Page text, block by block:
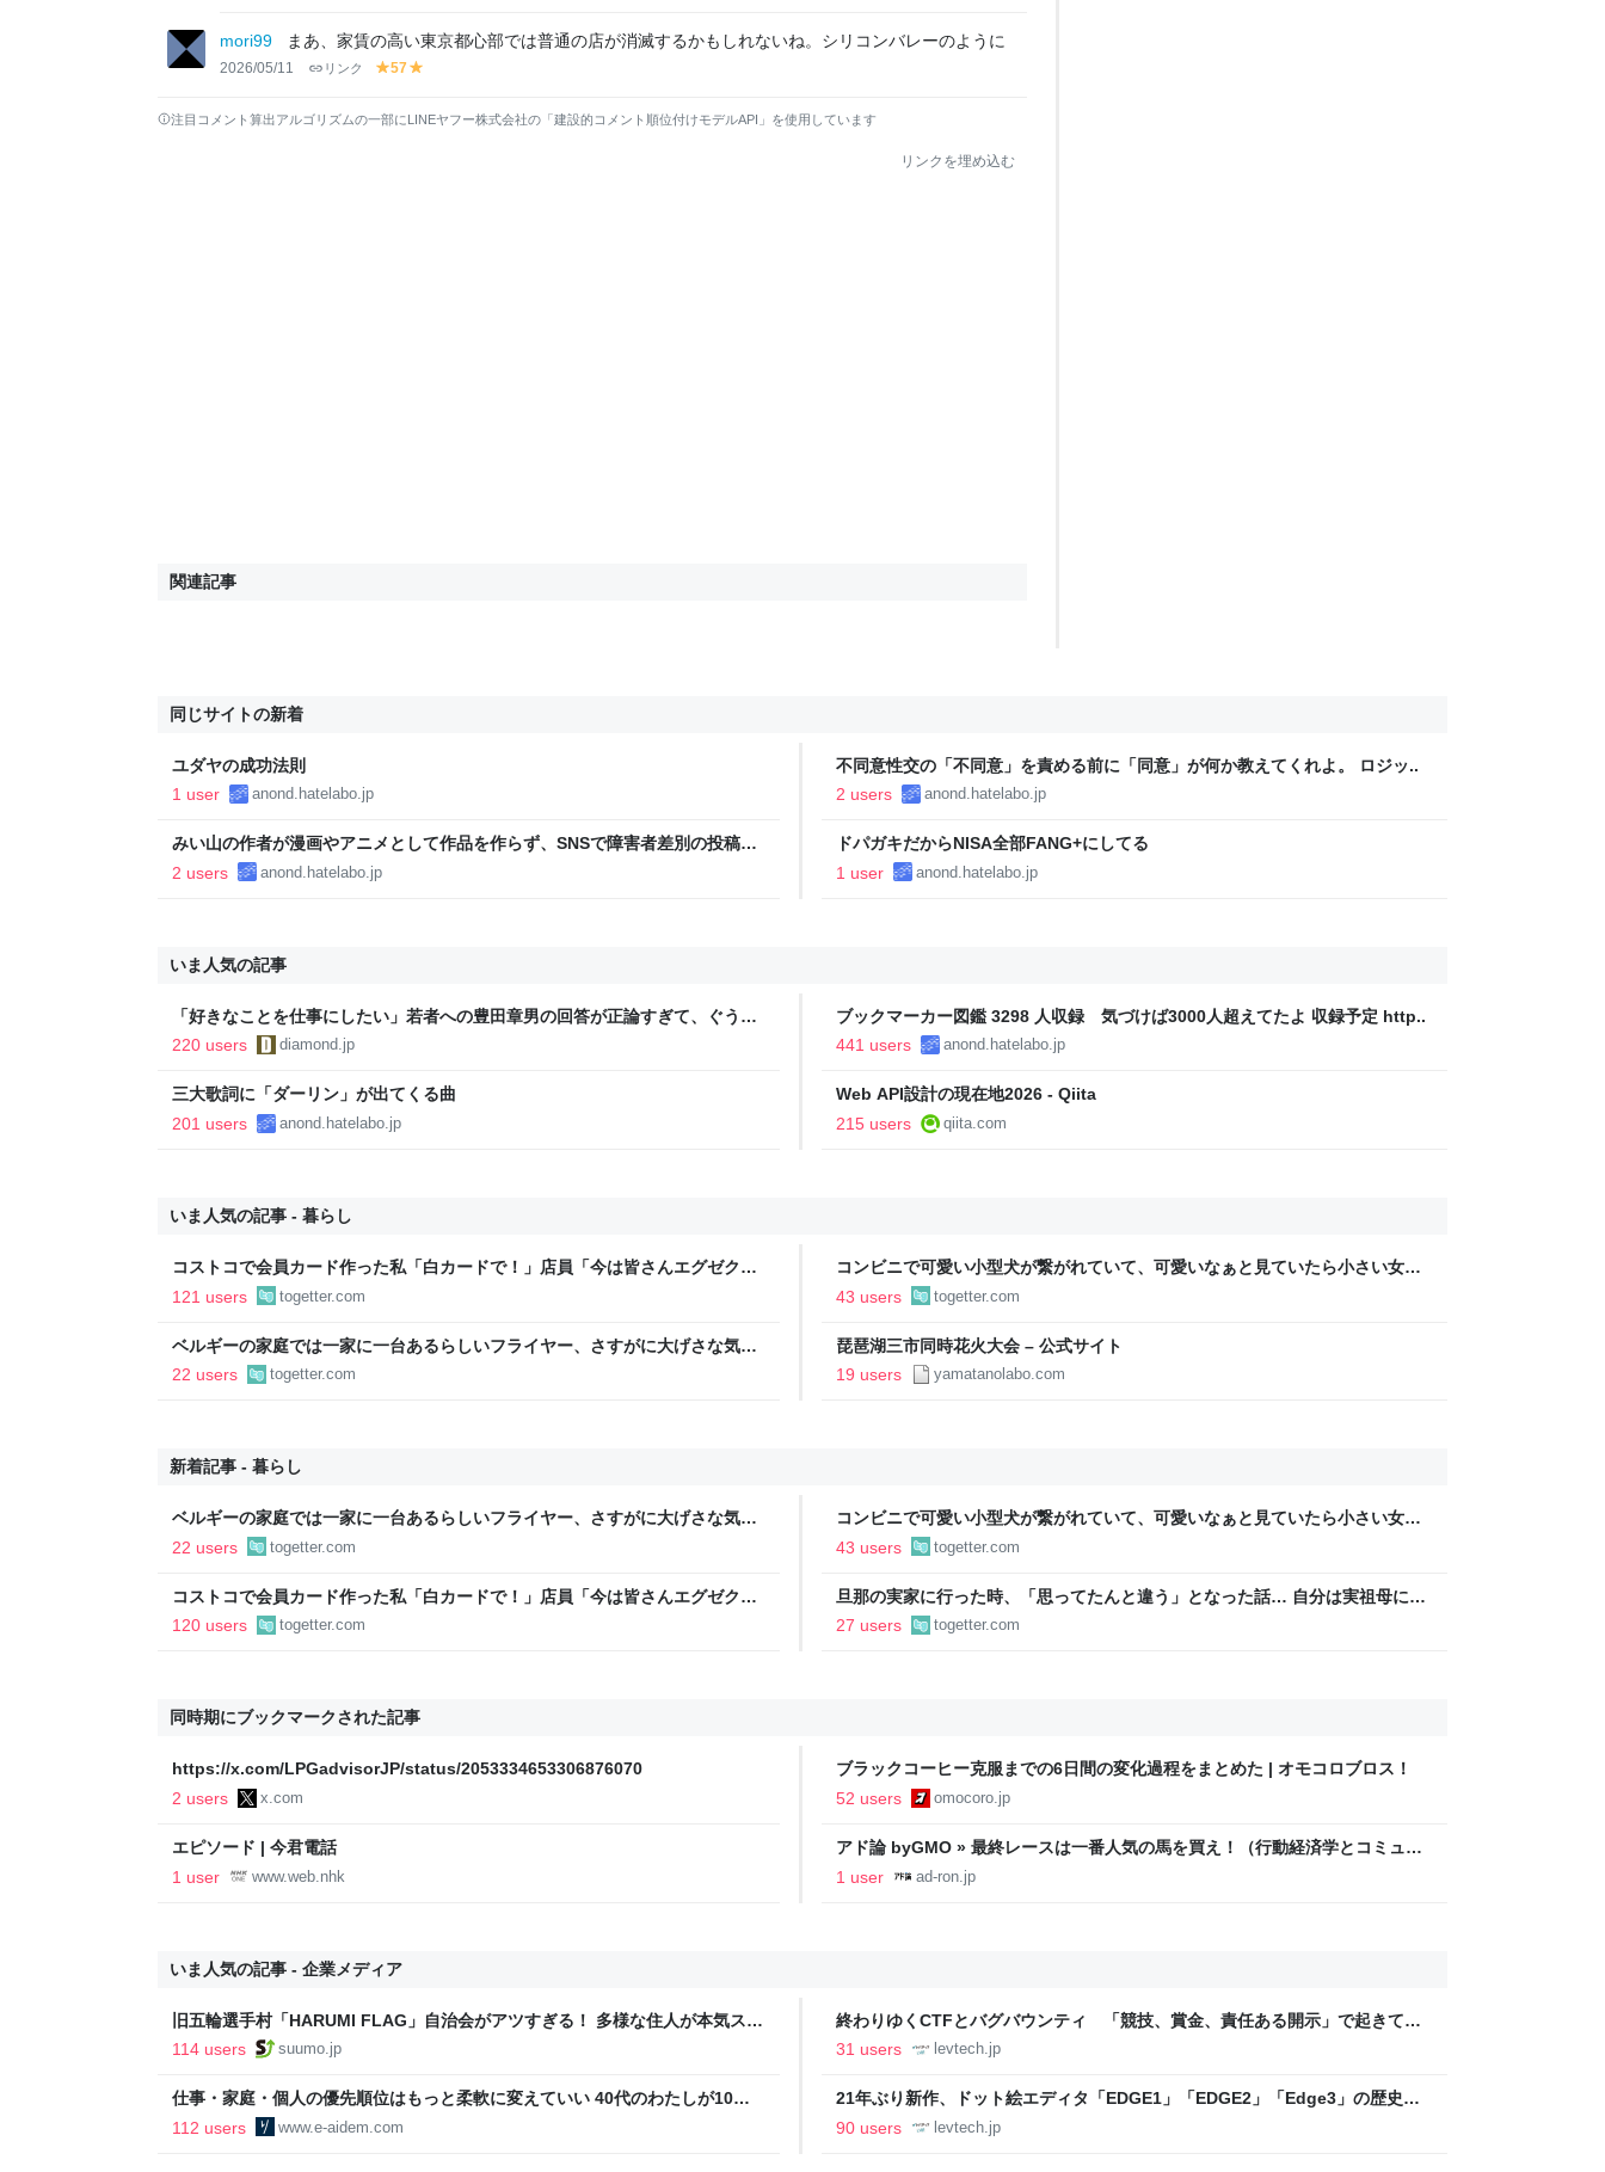
lo
w
lo
w
mori99 まあ、家賃の高い東京都心部では普通の店が消滅するかもしれないね。シリコンバレーのように
2026/05/11 リンク
y
lo
57
lo
注目コメント算出アルゴリズムの一部にLINEヤフー株式会社の「建設的コメント順位付けモデルAPI」を使用しています
リンクを埋め込む
関連記事
同じサイトの新着
ユダヤの成功法則
1 user
anond.hatelabo.jp
不同意性交の「不同意」を責める前に「同意」が何か教えてくれよ。 ロジッ..
2 users
anond.hatelabo.jp
みい山の作者が漫画やアニメとして作品を作らず、SNSで障害者差別の投稿を
してるだけだったらめちゃくちゃ叩かれるわけだけど、コンテンツを作ってる
2 users anond.hatelabo.jp
ドパガキだからNISA全部FANG+にしてる
1 user
anond.hatelabo.jp
いま人気の記事
「好きなことを仕事にしたい」若者への豊田章男の回答が正論すぎて、ぐうの
音も出なかった
220 users diamond.jp
ブックマーカー図鑑 3298 人収録 気づけば3000人超えてたよ 収録予定 http..
441 users
anond.hatelabo.jp
三大歌詞に「ダーリン」が出てくる曲
201 users
anond.hatelabo.jp
Web API設計の現在地2026 - Qiita
215 users
qiita.com
いま人気の記事 - 暮らし
コストコで会員カード作った私「白カードで！」店員「今は皆さんエグゼクテ
ィブカードしか作りませんけど？」→コストコのカード勧誘はやたら圧が強い
121 users togetter.com
コンビニで可愛い小型犬が繋がれていて、可愛いなぁと見ていたら小さい女の
子連れの母親がやってきて、子供が「可愛い！欲しい！」と言うと「連れて帰
43 users togetter.com
ベルギーの家庭では一家に一台あるらしいフライヤー、さすがに大げさな気が
するがベルギー人に訊いてみたら「みんながみんな持ってるわけやないで。う
ちにはあるけどな」とか答えるんだろうな
22 users togetter.com
琵琶湖三市同時花火大会 – 公式サイト
19 users
yamatanolabo.com
新着記事 - 暮らし
ベルギーの家庭では一家に一台あるらしいフライヤー、さすがに大げさな気が
するがベルギー人に訊いてみたら「みんながみんな持ってるわけやないで。う
22 users togetter.com
コンビニで可愛い小型犬が繋がれていて、可愛いなぁと見ていたら小さい女の
子連れの母親がやってきて、子供が「可愛い！欲しい！」と言うと「連れて帰
43 users togetter.com
コストコで会員カード作った私「白カードで！」店員「今は皆さんエグゼクテ
ィブカードしか作りませんけど？」→コストコのカード勧誘はやたら圧が強い
120 users togetter.com
旦那の実家に行った時、「思ってたんと違う」となった話… 自分は実祖母に
「嫁いだらお客様じゃないから。恥じぬようしっかり働け」と言われていたの
27 users togetter.com
同時期にブックマークされた記事
https://x.com/LPGadvisorJP/status/2053334653306876070
2 users
x.com
ブラックコーヒー克服までの6日間の変化過程をまとめた | オモコロブロス！
52 users
omocoro.jp
エピソード | 今君電話
1 user
www.web.nhk
アド論 byGMO » 最終レースは一番人気の馬を買え！（行動経済学とコミュニ
ケーション①）
1 user ad-ron.jp
いま人気の記事 - 企業メディア
旧五輪選手村「HARUMI FLAG」自治会がアツすぎる！ 多様な住人が本気スキ
ルで挑む、盆踊り2万人集客や交通改善など“街の価値向上”戦略 東京・中央
114 users suumo.jp
終わりゆくCTFとバグバウンティ 「競技、賞金、責任ある開示」で起きてい
ること【フォーカス】 - レバテックLAB
31 users levtech.jp
仕事・家庭・個人の優先順位はもっと柔軟に変えていい 40代のわたしが10年
後の自分に伝えたいこと - りっすん by イーアイデム
112 users www.e-aidem.com
21年ぶり新作、ドット絵エディタ「EDGE1」「EDGE2」「Edge3」の歴史に
ついて作者に聞く【フォーカス】 - レバテックLAB
90 users levtech.jp